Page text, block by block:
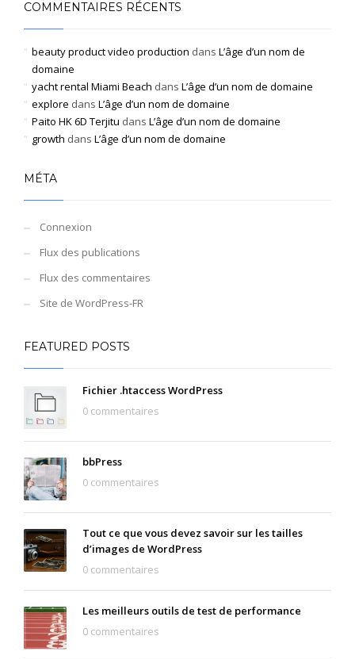
COMMENTAIRES RÉCENTS
beauty product video production dans L’âge d’un nom de
domaine
yacht rental Miami Beach dans L’âge d’un nom de domaine
explore dans L’âge d’un nom de domaine
Paito HK 6D Terjitu dans L’âge d’un nom de domaine
growth dans L’âge d’un nom de domaine
MÉTA
Connexion
Flux des publications
Flux des commentaires
Site de WordPress-FR
FEATURED POSTS
Fichier .htaccess WordPress
0 commentaires
bbPress
0 commentaires
Tout ce que vous devez savoir sur les tailles
d’images de WordPress
0 commentaires
Les meilleurs outils de test de performance
0 commentaires